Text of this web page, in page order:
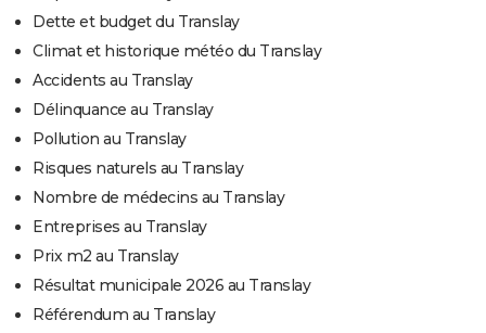
Dette et budget du Translay
Climat et historique météo du Translay
Accidents au Translay
Délinquance au Translay
Pollution au Translay
Risques naturels au Translay
Nombre de médecins au Translay
Entreprises au Translay
Prix m2 au Translay
Résultat municipale 2026 au Translay
Référendum au Translay